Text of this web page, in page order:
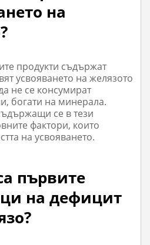
на
продукти съдържат
усвояването на желязото
не се консумират
богати на минерала.
се в тези
фактори, които
на усвояването.
първите
на дефицит